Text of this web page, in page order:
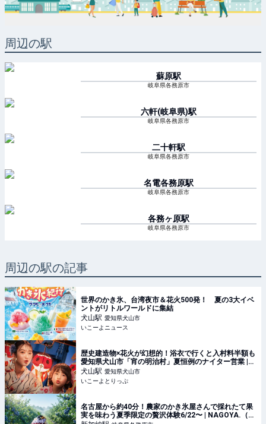
周辺の駅
蘇原駅
岐阜県各務原市
六軒(岐阜県)駅
岐阜県各務原市
二十軒駅
岐阜県各務原市
名電各務原駅
岐阜県各務原市
各務ヶ原駅
岐阜県各務原市
周辺の駅の記事
世界のかき氷、台湾夜市＆花火500発！ 夏の3大イベ
ントがリトルワールドに集結
犬山駅 愛知県犬山市
いこーよニュース
歴史建造物×花火が幻想的！浴衣で行くと入村料半額も
愛知県犬山市「宵の明治村」夏恒例のナイター営業 |
いこーよとりっぷ
犬山駅 愛知県犬山市
いこーよとりっぷ
名古屋から約40分！農家のかき氷屋さんで採れたて果
実を味わう夏季限定の贅沢体験6/22〜 | NAGOYA.（ナ